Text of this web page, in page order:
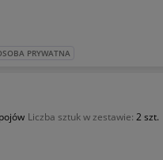
PRYWATNA
Liczba sztuk w zestawie: 2 szt.